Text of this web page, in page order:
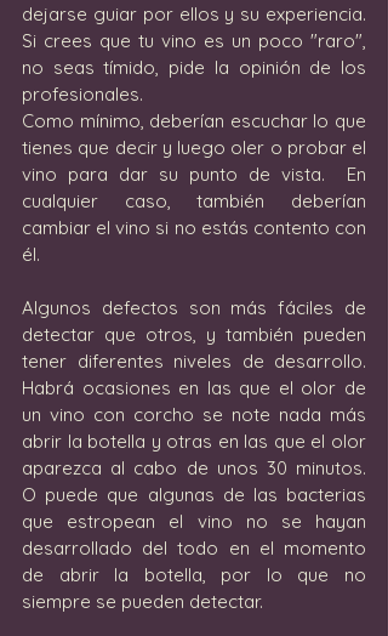
dejarse guiar por ellos y su experiencia.
Si crees que tu vino es un poco "raro",
no seas tímido, pide la opinión de los
profesionales.
Como mínimo, deberían escuchar lo que
tienes que decir y luego oler o probar el
vino para dar su punto de vista.  En
cualquier caso, también deberían
cambiar el vino si no estás contento con
él.
Algunos defectos son más fáciles de
detectar que otros, y también pueden
tener diferentes niveles de desarrollo.
Habrá ocasiones en las que el olor de
un vino con corcho se note nada más
abrir la botella y otras en las que el olor
aparezca al cabo de unos 30 minutos.
O puede que algunas de las bacterias
que estropean el vino no se hayan
desarrollado del todo en el momento
de abrir la botella, por lo que no
siempre se pueden detectar.